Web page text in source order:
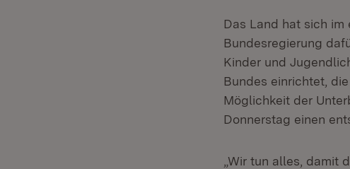
Das Land hat sich
Bundesregierung
Kinder und
Bundes einrichtet,
Möglichkeit der
Donnerstag einen
„Wir tun alles, damit